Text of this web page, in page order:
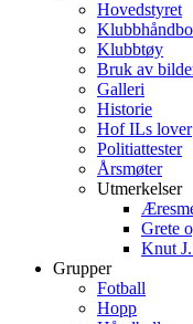
Hovedstyret
Klubbtøy
Bruk av
Galleri
Historie
Hof ILs lover
Politiattester
Årsmøter
Utmerkelser
Grete
Knut
Grupper
Fotball
Hopp